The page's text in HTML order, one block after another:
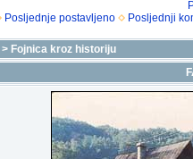
Posljednje postavljeno Posljednji
> Fojnica kroz historiju